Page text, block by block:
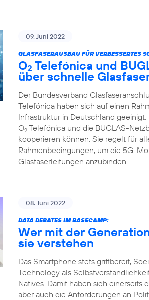
09. Juni 2022
GLASFASERAUSBAU FÜR VERBESSERTES
O2 Telefónica und
über schnelle
Der Bundesverband
Telefónica haben sich auf einen
Infrastruktur in Deutschland
O2 Telefónica und die BUGLAS-
kooperieren können. Sie regelt für
Rahmenbedingungen, um die 5G-
Glasfaserleitungen anzubinden.
08. Juni 2022
DATA DEBATES IM BASECAMP:
Wer mit der
sie verstehen
Das Smartphone stets griffbereit,
Technology als
Natives. Damit haben sich einerseits
aber auch die Anforderungen an